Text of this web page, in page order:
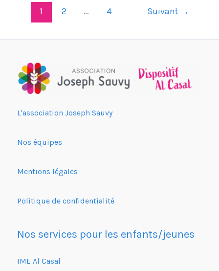
1 2 … 4 Suivant →
L'association Joseph Sauvy
Nos équipes
Mentions légales
Politique de confidentialité
Nos services pour les enfants/jeunes
IME Al Casal